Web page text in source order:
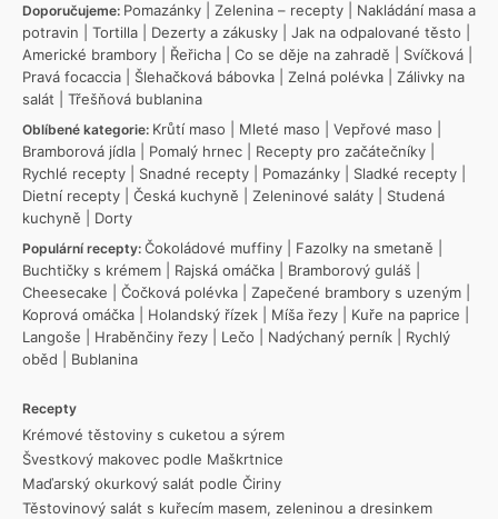
Doporučujeme: Pomazánky Zelenina – recepty
Nakládání masa a
potravin
Tortilla Dezerty a zákusky Jak na odpalované těsto
Americké brambory
Řeřicha Co se děje na zahradě Svíčková
Pravá focaccia
Šlehačková bábovka Zelná polévka
Zálivky na
salát
Třešňová bublanina
Oblíbené kategorie: Krůtí maso Mleté maso Vepřové maso
Bramborová jídla
Pomalý hrnec Recepty pro začátečníky
Rychlé recepty
Snadné recepty Pomazánky Sladké recepty
Dietní recepty
Česká kuchyně Zeleninové saláty
Studená
kuchyně
Dorty
Populární recepty: Čokoládové muffiny Fazolky na smetaně
Buchtičky s krémem
Rajská omáčka Bramborový guláš
Cheesecake
Čočková polévka Zapečené brambory s uzeným
Koprová omáčka
Holandský řízek Míša řezy Kuře na paprice
Langoše
Hraběnčiny řezy Lečo Nadýchaný perník
Rychlý
oběd
Bublanina
Recepty
Krémové těstoviny s cuketou a sýrem
Švestkový makovec podle Maškrtnice
Maďarský okurkový salát podle Čiriny
Těstovinový salát s kuřecím masem, zeleninou a dresinkem